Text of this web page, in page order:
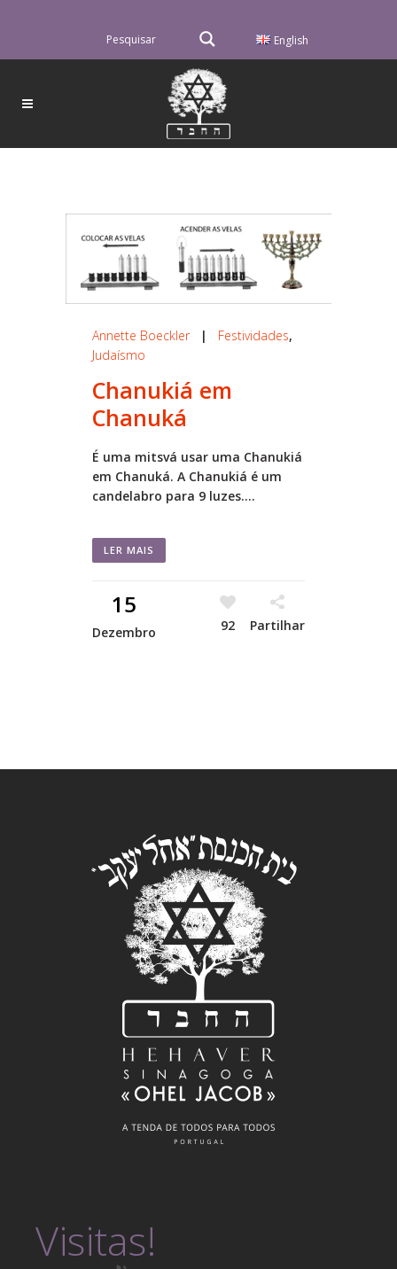
English
Annette Boeckler| Festividades,
Judaísmo
Chanukiá em
Chanuká
É uma mitsvá usar uma Chanukiá
em Chanuká. A Chanukiá é um
candelabro para 9 luzes....
LER MAIS
15
Dezembro 92 Partilhar
Visitas!